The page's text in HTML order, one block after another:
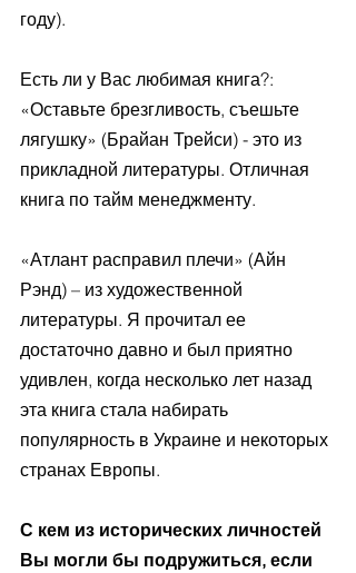
году).
Есть ли у Вас любимая книга?:
«Оставьте брезгливость, съешьте
лягушку» (Брайан Трейси) - это из
прикладной литературы. Отличная
книга по тайм менеджменту.
«Атлант расправил плечи» (Айн
Рэнд) – из художественной
литературы. Я прочитал ее
достаточно давно и был приятно
удивлен, когда несколько лет назад
эта книга стала набирать
популярность в Украине и некоторых
странах Европы.
С кем из исторических личностей
Вы могли бы подружиться, если